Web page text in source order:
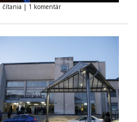
čítania | 1 komentár